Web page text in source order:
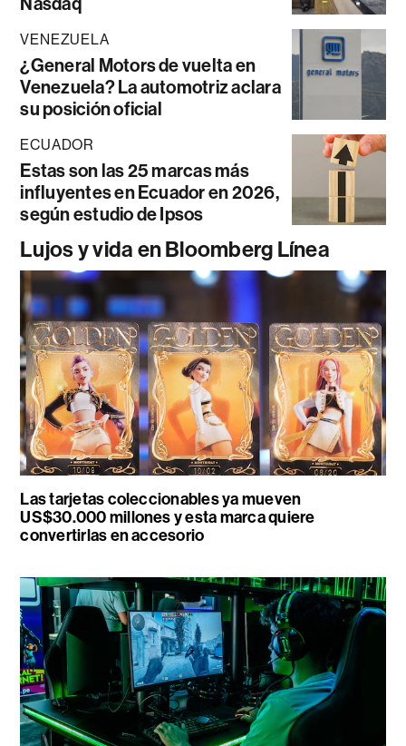
VENEZUELA
¿General Motors de vuelta en
Venezuela? La automotriz aclara
su posición oficial
ECUADOR
Estas son las 25 marcas más
influyentes en Ecuador en 2026,
según estudio de Ipsos
Lujos y vida en Bloomberg Línea
Las tarjetas coleccionables ya mueven
US$30.000 millones y esta marca quiere
convertirlas en accesorio